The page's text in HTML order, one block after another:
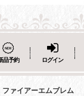
品予約 ログイン
ファイアーエムブレム